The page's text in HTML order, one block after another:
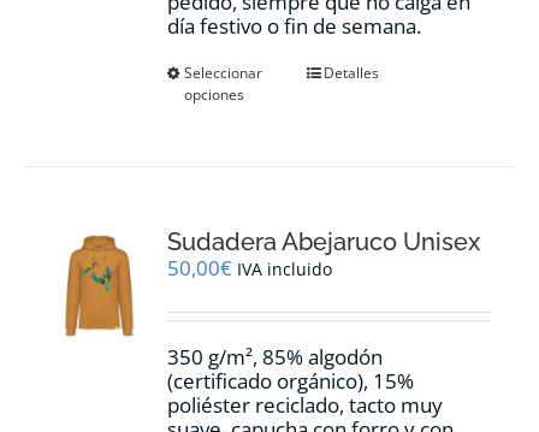
día festivo o fin de semana.
Seleccionar
opciones
Este
se
pueden
en
página
de
producto
Detalles
Sudadera Abejaruco Unisex
50,00€ IVA incluido
350 g/m², 85% algodón
(certificado orgánico), 15%
poliéster reciclado, tacto muy